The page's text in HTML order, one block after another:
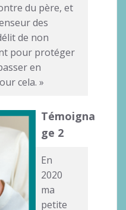
du père, et
des
de non
pour protéger
en
cela. »
Témoigna
ge 2
En
2020
ma
petite